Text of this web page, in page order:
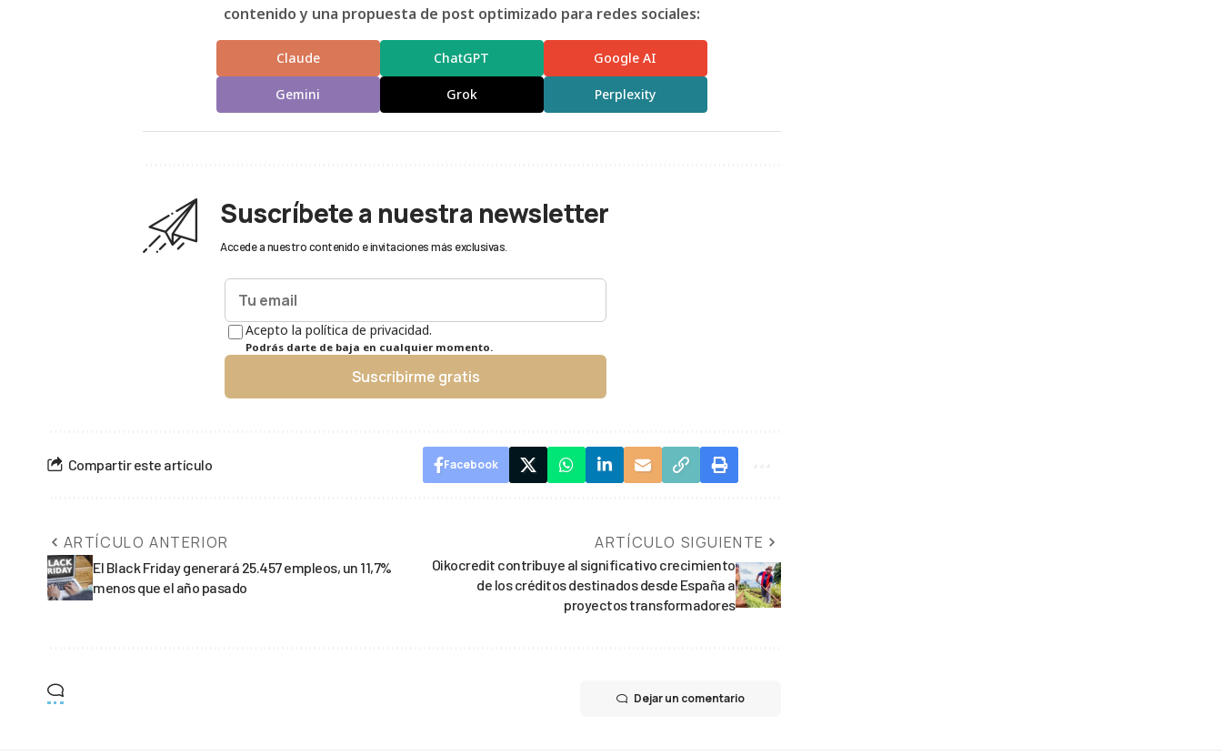
contenido y una propuesta de post optimizado para redes sociales:
Claude ChatGPT Google AI
Gemini Grok Perplexity
Suscríbete a nuestra newsletter
Accede a nuestro contenido e invitaciones más exclusivas.
Acepto la política de privacidad.
Podrás darte de baja en cualquier momento.
Suscribirme gratis
Compartir este artículo Facebook
ARTÍCULO ANTERIOR
El Black Friday generará 25.457 empleos, un 11,7%
menos que el año pasado
ARTÍCULO SIGUIENTE
Oikocredit contribuye al significativo crecimiento
de los créditos destinados desde España a
proyectos transformadores
Dejar un comentario